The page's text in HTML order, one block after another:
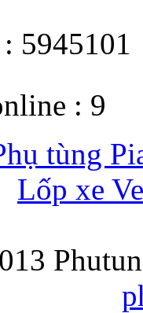
5945101
: 9
tùng
Lốp xe